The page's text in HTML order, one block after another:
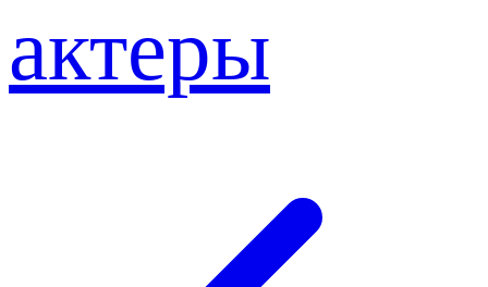
актеры